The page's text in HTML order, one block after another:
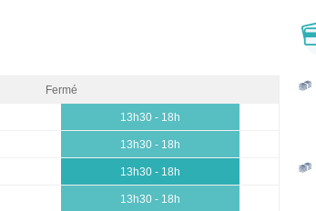
Fermé
13h30 - 18h
13h30 - 18h
13h30 - 18h
13h30 - 18h